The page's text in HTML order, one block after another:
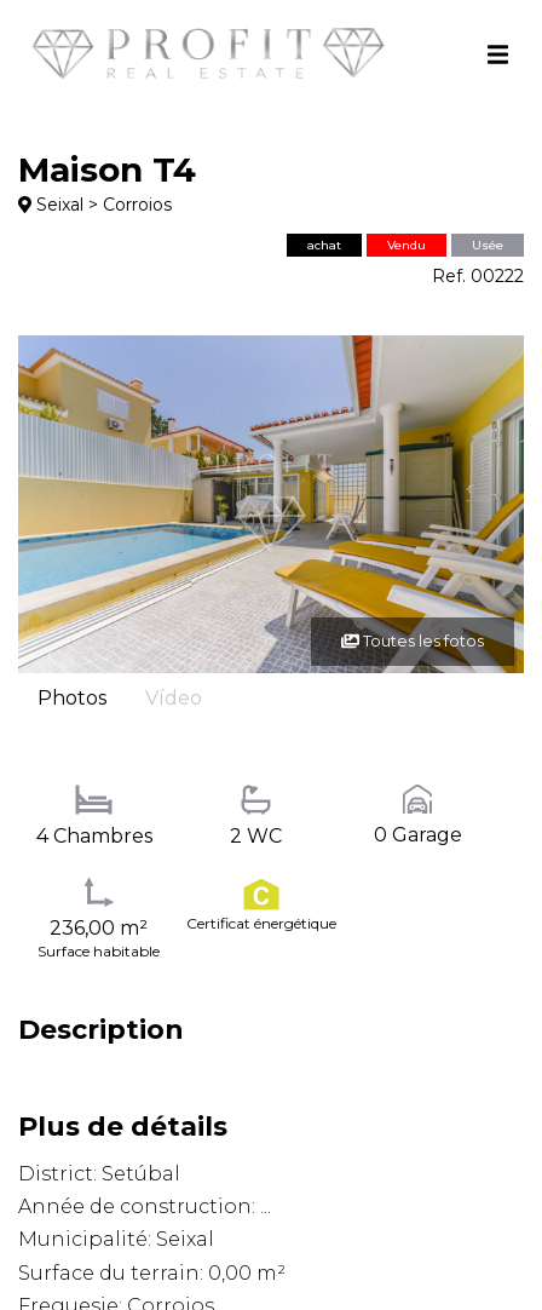
Maison T4
Seixal > Corroios
achat Vendu Usée
Ref. 00222
Toutes les fotos
Photos Vídeo
4 Chambres 2 WC 0 Garage
236,00 m²
Surface habitable
Certificat énergétique
Description
Plus de détails
District: Setúbal
Année de construction: ...
Municipalité: Seixal
Surface du terrain: 0,00 m²